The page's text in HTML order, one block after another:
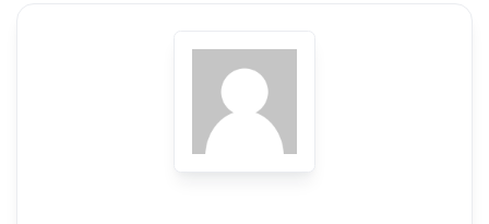
View Details